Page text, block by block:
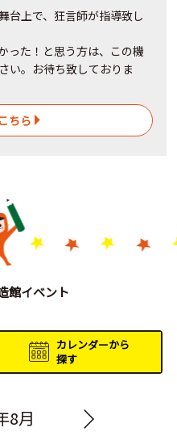
台上で、狂言師が指導致し
った！と思う方は、この機
い。お待ち致しておりま
ちら
館イベント
カレンダーから
探す
8月